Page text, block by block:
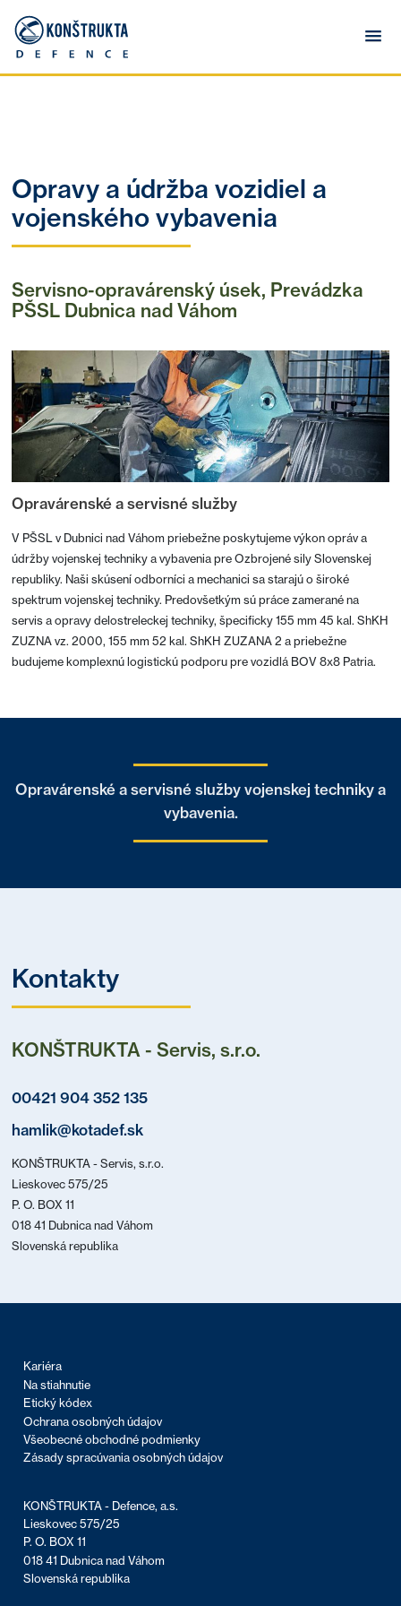
Opravy a údržba vozidiel a
vojenského vybavenia
Servisno-opravárenský úsek, Prevádzka
PŠSL Dubnica nad Váhom
Opravárenské a servisné služby
V PŠSL v Dubnici nad Váhom priebežne poskytujeme výkon opráv a
údržby vojenskej techniky a vybavenia pre Ozbrojené sily Slovenskej
republiky. Naši skúsení odborníci a mechanici sa starajú o široké
spektrum vojenskej techniky. Predovšetkým sú práce zamerané na
servis a opravy delostreleckej techniky, špecificky 155 mm 45 kal. ShKH
ZUZNA vz. 2000, 155 mm 52 kal. ShKH ZUZANA 2 a priebežne
budujeme komplexnú logistickú podporu pre vozidlá BOV 8x8 Patria.
Opravárenské a servisné služby vojenskej techniky a
vybavenia.
Kontakty
KONŠTRUKTA - Servis, s.r.o.
00421 904 352 135
hamlik@kotadef.sk
KONŠTRUKTA - Servis, s.r.o.
Lieskovec 575/25
P. O. BOX 11
018 41 Dubnica nad Váhom
Slovenská republika
Kariéra
Na stiahnutie
Etický kódex
Ochrana osobných údajov
Všeobecné obchodné podmienky
Zásady spracúvania osobných údajov
KONŠTRUKTA - Defence, a.s.
Lieskovec 575/25
P. O. BOX 11
018 41 Dubnica nad Váhom
Slovenská republika